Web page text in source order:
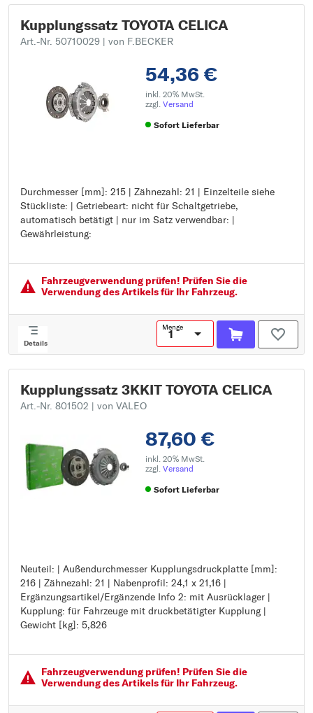
Kupplungssatz TOYOTA CELICA
Art.-Nr. 50710029 | von F.BECKER
54,36 €
inkl. 20% MwSt.
zzgl. Versand
Sofort Lieferbar
Durchmesser [mm]: 215 | Zähnezahl: 21 | Einzelteile siehe
Stückliste: | Getriebeart: nicht für Schaltgetriebe,
automatisch betätigt | nur im Satz verwendbar: |
Gewährleistung:
Durchmesser [mm]: 215
Zähnezahl: 21
Einzelteile siehe Stückliste:
Getriebeart: nicht für Schaltgetriebe, automatisch betätigt
Gewährleistung:
Fahrzeugver­wendung prüfen! Prüfen Sie die
Verwendung des Artikels für Ihr Fahrzeug.
Details
Menge
Kupplungssatz 3KKIT TOYOTA CELICA
Art.-Nr. 801502 | von VALEO
87,60 €
inkl. 20% MwSt.
zzgl. Versand
Sofort Lieferbar
Neuteil: | Außendurchmesser Kupplungsdruckplatte [mm]:
216 | Zähnezahl: 21 | Nabenprofil: 24,1 x 21,16 |
Ergänzungsartikel/Ergänzende Info 2: mit Ausrücklager |
Kupplung: für Fahrzeuge mit druckbetätigter Kupplung |
Gewicht [kg]: 5,826
Neuteil:
Außendurchmesser Kupplungsdruckplatte [mm]: 216
Zähnezahl: 21
Nabenprofil: 24,1 x 21,16
Ergänzungsartikel/Ergänzende Info 2: mit Ausrücklager
Gewicht [kg]: 5,826
Fahrzeugver­wendung prüfen! Prüfen Sie die
Verwendung des Artikels für Ihr Fahrzeug.